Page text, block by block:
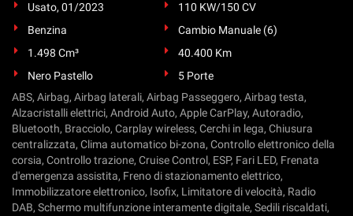
Usato, 01/2023
110 KW/150 CV
Benzina
Cambio Manuale (6)
1.498 Cm³
40.400 Km
Nero Pastello
5 Porte
ABS, Airbag, Airbag laterali, Airbag Passeggero, Airbag testa,
Alzacristalli elettrici, Android Auto, Apple CarPlay, Autoradio,
Bluetooth, Bracciolo, Carplay wireless, Cerchi in lega, Chiusura
centralizzata, Clima automatico bi-zona, Controllo elettronico della
corsia, Controllo trazione, Cruise Control, ESP, Fari LED, Frenata
d'emergenza assistita, Freno di stazionamento elettrico,
Immobilizzatore elettronico, Isofix, Limitatore di velocità, Radio
DAB, Schermo multifunzione interamente digitale, Sedili riscaldati,